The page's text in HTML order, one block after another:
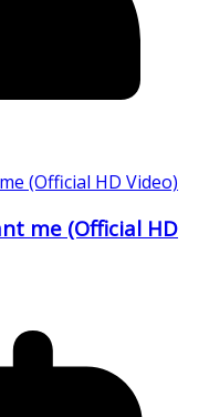
me (Official HD